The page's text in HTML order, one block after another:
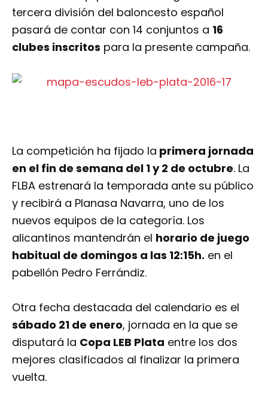
tercera división del baloncesto español
pasará de contar con 14 conjuntos a 16
clubes inscritos para la presente campaña.
La competición ha fijado la primera jornada
en el fin de semana del 1 y 2 de octubre. La
FLBA estrenará la temporada ante su público
y recibirá a Planasa Navarra, uno de los
nuevos equipos de la categoría. Los
alicantinos mantendrán el horario de juego
habitual de domingos a las 12:15h. en el
pabellón Pedro Ferrándiz.
Otra fecha destacada del calendario es el
sábado 21 de enero, jornada en la que se
disputará la Copa LEB Plata entre los dos
mejores clasificados al finalizar la primera
vuelta.